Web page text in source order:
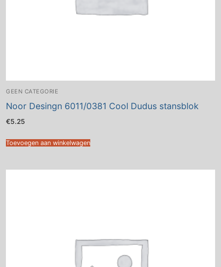
GEEN CATEGORIE
Noor Desingn 6011/0381 Cool Dudus stansblok
€5.25
Toevoegen aan winkelwagen